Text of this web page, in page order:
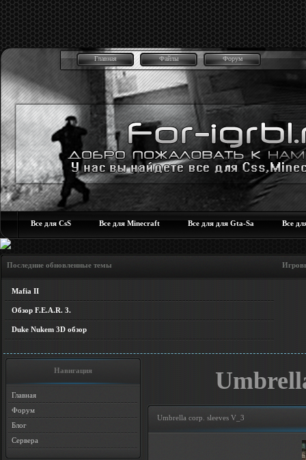
Главная Файлы Форум
Все для CsS Все для Minecraft Все для для Gta-Sa Все
Последние обновленные темы Игровые
Mafia II
Обзор F.E.A.R. 3.
Duke Nukem 3D обзор
Навигация
Главная
Форум
Блог
Сервера
Umbrella corp. sleeves V_3